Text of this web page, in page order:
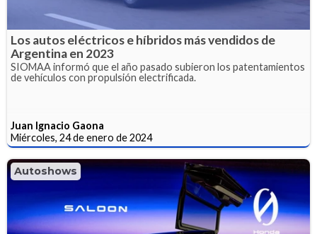
Los autos eléctricos e híbridos más vendidos de
Argentina en 2023
SIOMAA informó que el año pasado subieron los patentamientos
de vehículos con propulsión electrificada.
Juan Ignacio Gaona
Miércoles, 24 de enero de 2024
Autoshows